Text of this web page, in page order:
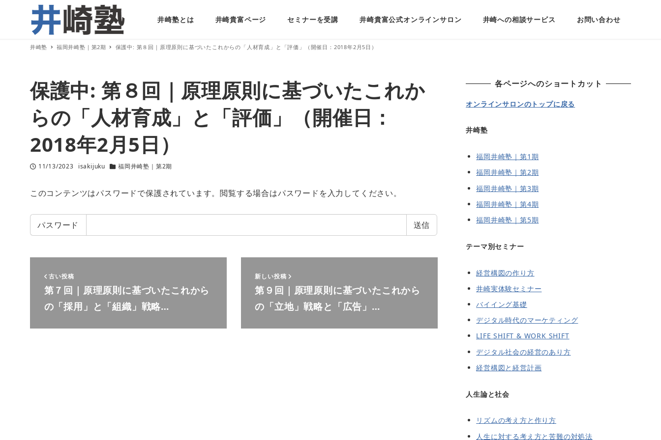
井崎塾とは 井崎貴富ページ セミナーを受講 井崎貴富公式オンラインサロン 井崎への相談サービス お問い合わせ
井崎塾 福岡井崎塾｜第2期 保護中: 第８回｜原理原則に基づいたこれからの「人材育成」と「評価」（開催日：2018年2月5日）
保護中: 第８回｜原理原則に基づいたこれか
らの「人材育成」と「評価」（開催日：
2018年2月5日）
投稿日
11/13/2023
著
isakijuku
カテゴリー
福岡井崎塾｜第2期
このコンテンツはパスワードで保護されています。閲覧する場合はパスワードを入力してください。
パスワード
古い投稿
第７回｜原理原則に基づいたこれから
の「採用」と「組織」戦略…
新しい投稿
第９回｜原理原則に基づいたこれから
の「立地」戦略と「広告」…
各ページへのショートカット
オンラインサロンのトップに戻る
井崎塾
福岡井崎塾｜第1期
福岡井崎塾｜第2期
福岡井崎塾｜第3期
福岡井崎塾｜第4期
福岡井崎塾｜第5期
テーマ別セミナー
経営構図の作り方
井崎実体験セミナー
バイイング基礎
デジタル時代のマーケティング
LIFE SHIFT & WORK SHIFT
デジタル社会の経営のあり方
経営構図と経営計画
人生論と社会
リズムの考え方と作り方
人生に対する考え方と苦難の対処法